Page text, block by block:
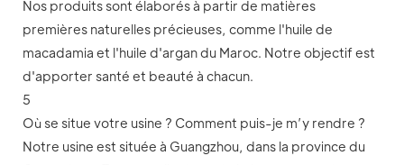
Nos produits sont élaborés à partir de matières
premières naturelles précieuses, comme l'huile de
macadamia et l'huile d'argan du Maroc. Notre objectif est
d'apporter santé et beauté à chacun.
5
Où se situe votre usine ? Comment puis-je m’y rendre ?
Notre usine est située à Guangzhou, dans la province du